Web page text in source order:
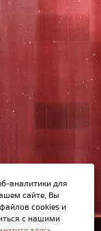
офертой,
аналитики для
сайте, Вы
cookies и
с нашими